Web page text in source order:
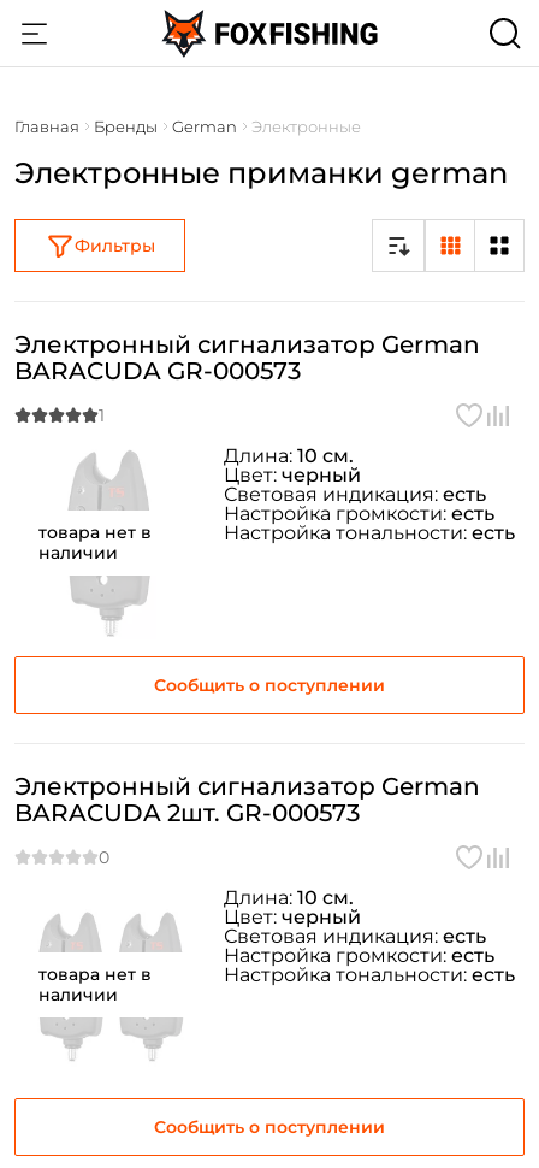
Главная Бренды German Электронные
Электронные приманки german
Фильтры
товара нет в
наличии
Электронный сигнализатор German
BARACUDA GR-000573
Сообщить о поступлении
Длина: 10 см.
Цвет: черный
Световая индикация: есть
Настройка громкости: есть
Настройка тональности: есть
товара нет в
наличии
Электронный сигнализатор German
BARACUDA 2шт. GR-000573
Сообщить о поступлении
Длина: 10 см.
Цвет: черный
Световая индикация: есть
Настройка громкости: есть
Настройка тональности: есть